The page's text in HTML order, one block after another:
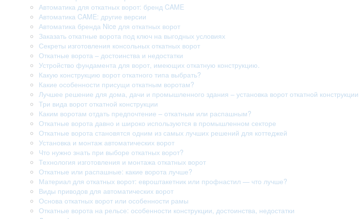
Автоматика для откатных ворот: бренд CAME
Автоматика CAME: другие версии
Автоматика бренда Nice для откатных ворот
Заказать откатные ворота под ключ на выгодных условиях
Секреты изготовления консольных откатных ворот
Откатные ворота – достоинства и недостатки
Устройство фундамента для ворот, имеющих откатную конструкцию.
Какую конструкцию ворот откатного типа выбрать?
Какие особенности присущи откатным воротам?
Лучшее решение для дома, дачи и промышленного здания – установка ворот откатной конструкции
Три вида ворот откатной конструкции
Каким воротам отдать предпочтение – откатным или распашным?
Откатные ворота давно и широко используются в промышленном секторе
Откатные ворота становятся одним из самых лучших решений для коттеджей
Установка и монтаж автоматических ворот
Что нужно знать при выборе откатных ворот?
Технология изготовления и монтажа откатных ворот
Откатные или распашные: какие ворота лучше?
Материал для откатных ворот: евроштакетник или профнастил — что лучше?
Виды приводов для автоматических ворот
Основа откатных ворот или особенности рамы
Откатные ворота на рельсе: особенности конструкции, достоинства, недостатки